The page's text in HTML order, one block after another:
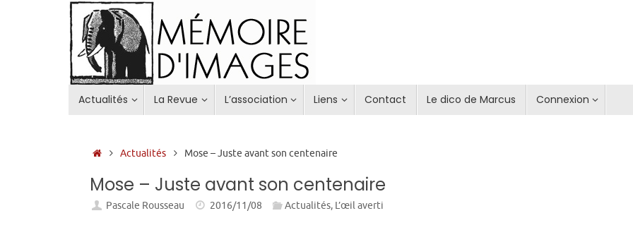
Actualités La Revue L’association Liens Contact Le dico de Marcus Connexion
Accueil
Actualités Mose – Juste avant son centenaire
Mose – Juste avant son centenaire
Pascale Rousseau 2016/11/08 Actualités, L’œil averti